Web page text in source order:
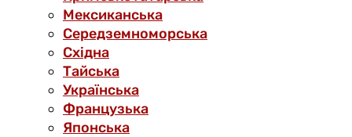
Мексиканська
Середземноморська
Східна
Тайська
Українська
Французька
Японська